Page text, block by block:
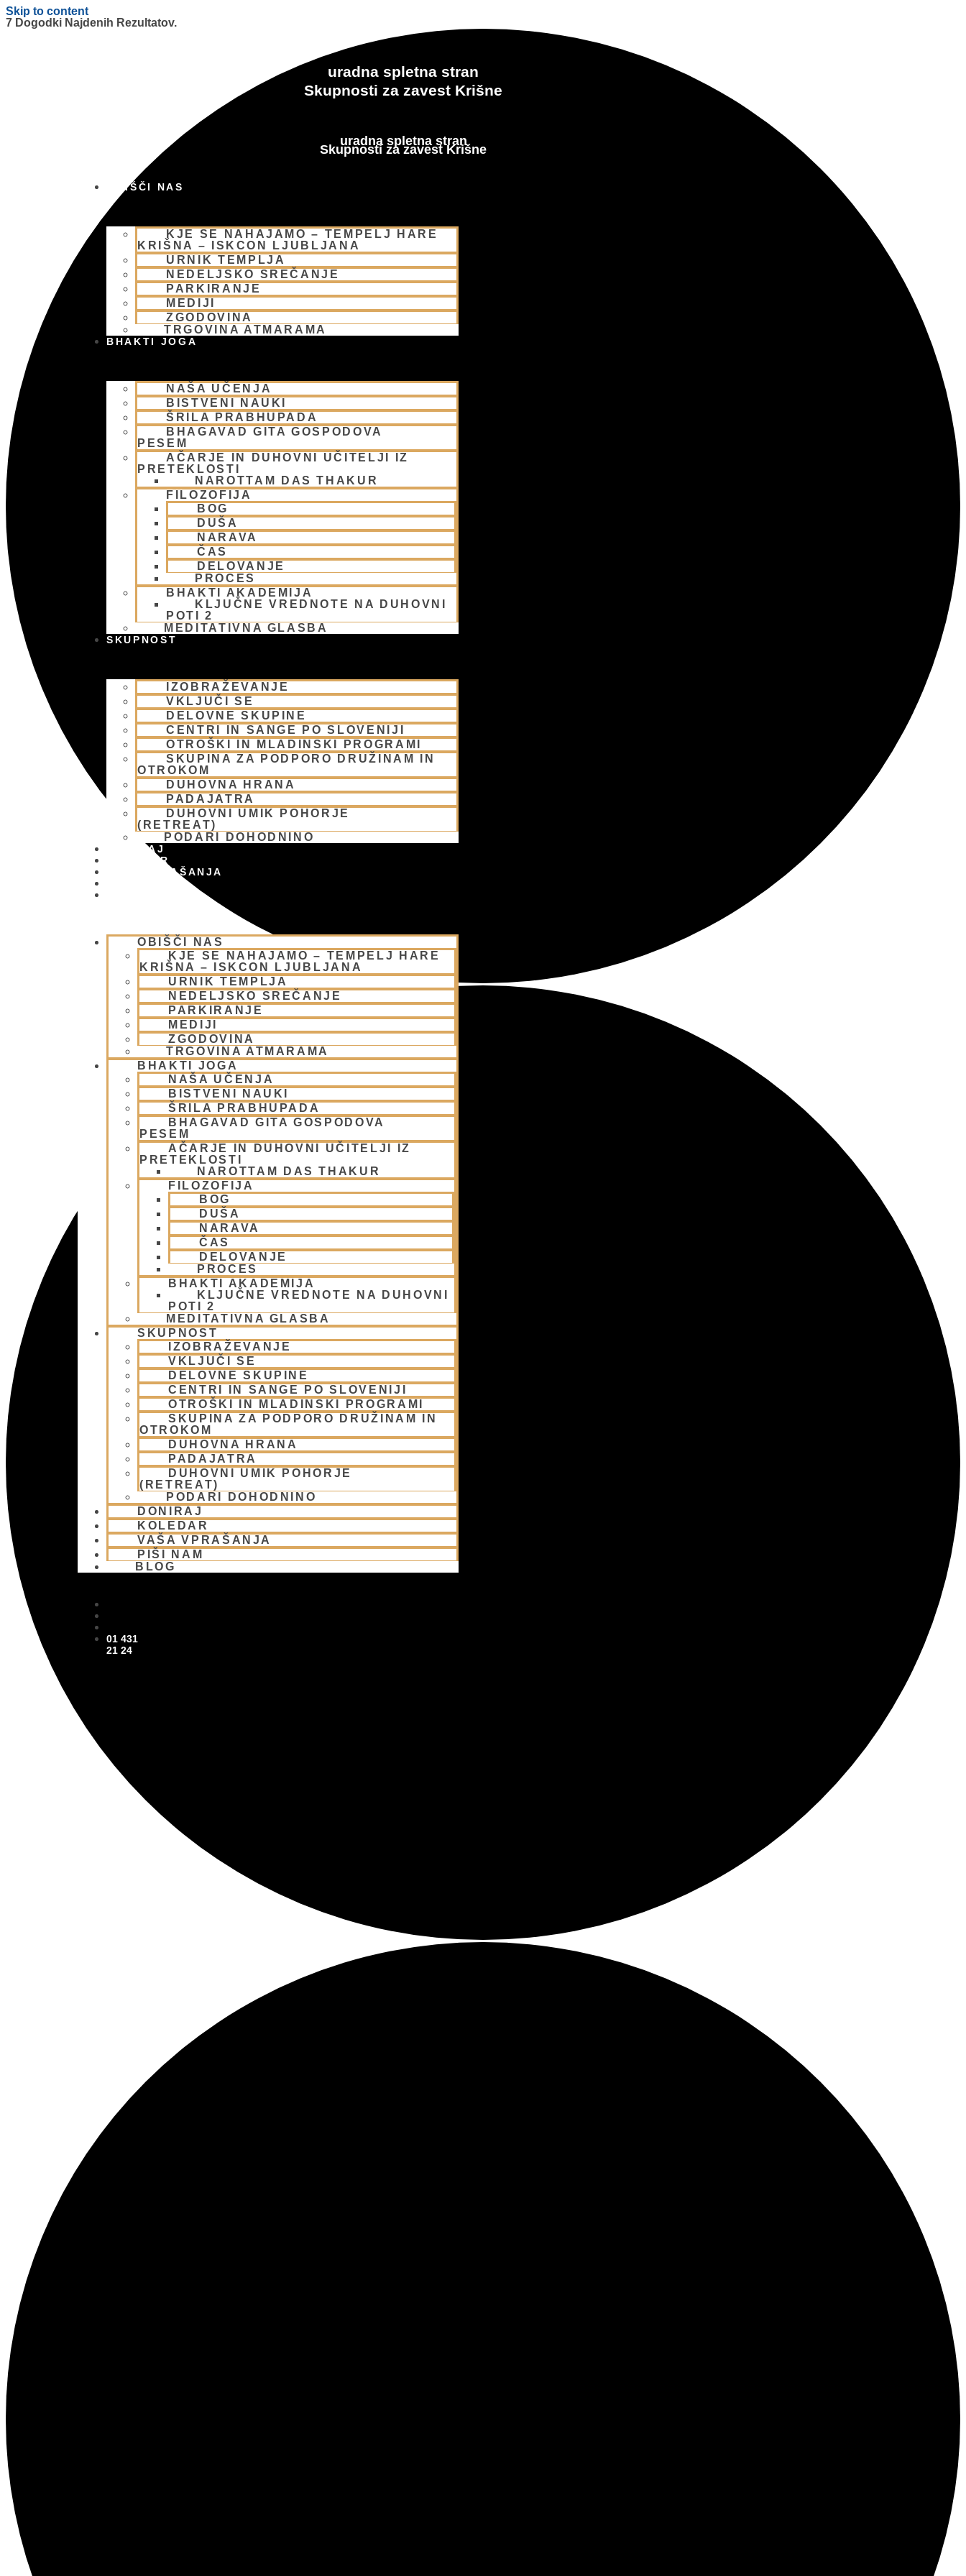
Skip to content
uradna spletna stran
Skupnosti za zavest Krišne
uradna spletna stran
Skupnosti za zavest Krišne
OBIŠČI NAS
KJE SE NAHAJAMO – TEMPELJ HARE
KRIŠNA – ISKCON LJUBLJANA
URNIK TEMPLJA
NEDELJSKO SREČANJE
PARKIRANJE
MEDIJI
ZGODOVINA
TRGOVINA ATMARAMA
BHAKTI JOGA
NAŠA UČENJA
BISTVENI NAUKI
ŠRILA PRABHUPADA
BHAGAVAD GITA GOSPODOVA
PESEM
AČARJE IN DUHOVNI UČITELJI IZ
PRETEKLOSTI
NAROTTAM DAS THAKUR
FILOZOFIJA
BOG
DUŠA
NARAVA
ČAS
DELOVANJE
PROCES
BHAKTI AKADEMIJA
KLJUČNE VREDNOTE NA DUHOVNI
POTI 2
MEDITATIVNA GLASBA
SKUPNOST
IZOBRAŽEVANJE
VKLJUČI SE
DELOVNE SKUPINE
CENTRI IN SANGE PO SLOVENIJI
OTROŠKI IN MLADINSKI PROGRAMI
SKUPINA ZA PODPORO DRUŽINAM IN
OTROKOM
DUHOVNA HRANA
PADAJATRA
DUHOVNI UMIK POHORJE
(RETREAT)
PODARI DOHODNINO
DONIRAJ
KOLEDAR
VAŠA VPRAŠANJA
OBIŠČI NAS
KJE SE NAHAJAMO – TEMPELJ HARE
KRIŠNA – ISKCON LJUBLJANA
URNIK TEMPLJA
NEDELJSKO SREČANJE
PARKIRANJE
MEDIJI
ZGODOVINA
TRGOVINA ATMARAMA
BHAKTI JOGA
NAŠA UČENJA
BISTVENI NAUKI
ŠRILA PRABHUPADA
BHAGAVAD GITA GOSPODOVA
PESEM
AČARJE IN DUHOVNI UČITELJI IZ
PRETEKLOSTI
NAROTTAM DAS THAKUR
FILOZOFIJA
BOG
DUŠA
NARAVA
ČAS
DELOVANJE
PROCES
BHAKTI AKADEMIJA
KLJUČNE VREDNOTE NA DUHOVNI
POTI 2
MEDITATIVNA GLASBA
SKUPNOST
IZOBRAŽEVANJE
VKLJUČI SE
DELOVNE SKUPINE
CENTRI IN SANGE PO SLOVENIJI
OTROŠKI IN MLADINSKI PROGRAMI
SKUPINA ZA PODPORO DRUŽINAM IN
OTROKOM
DUHOVNA HRANA
PADAJATRA
DUHOVNI UMIK POHORJE
(RETREAT)
PODARI DOHODNINO
DONIRAJ
KOLEDAR
VAŠA VPRAŠANJA
PIŠI NAM
BLOG
01 431
21 24
7 Dogodki Najdenih Rezultatov.